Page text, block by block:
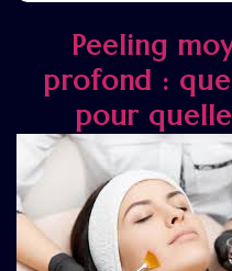
Peeling
profond :
pour